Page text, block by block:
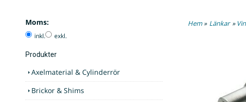
Moms:
inkl. exkl.
Produkter
Axelmaterial & Cylinderrör
Brickor & Shims
Hem» Länkar »